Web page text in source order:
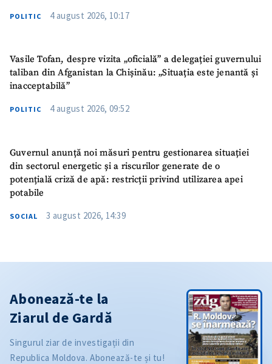
POLITIC 4 august 2026, 10:17
Vasile Tofan, despre vizita „oficială” a delegației guvernului
taliban din Afganistan la Chișinău: „Situația este jenantă și
inacceptabilă”
POLITIC 4 august 2026, 09:52
Guvernul anunță noi măsuri pentru gestionarea situației
din sectorul energetic și a riscurilor generate de o
potențială criză de apă: restricții privind utilizarea apei
potabile
SOCIAL 3 august 2026, 14:39
Abonează-te la
Ziarul de Gardă
Singurul ziar de investigații din
Republica Moldova. Abonează-te și tu!